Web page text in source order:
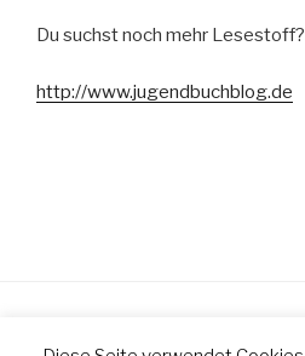
Du suchst noch mehr Lesestoff?
http://www.jugendbuchblog.de